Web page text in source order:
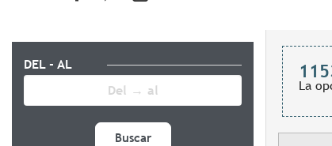
DEL - AL
Buscar
La